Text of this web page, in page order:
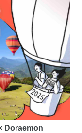
Doraemon